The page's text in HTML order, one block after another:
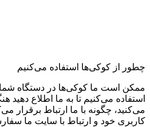
چطور از کوکی‌ها استفاده می‌کنیم
ممکن است ما کوکی‌ها در دستگاه شما
استفاده می‌کنیم تا به ما اطلاع دهید
می‌کنید، چگونه با ما ارتباط برقرار
کاربری خود و ارتباط با سایت ما